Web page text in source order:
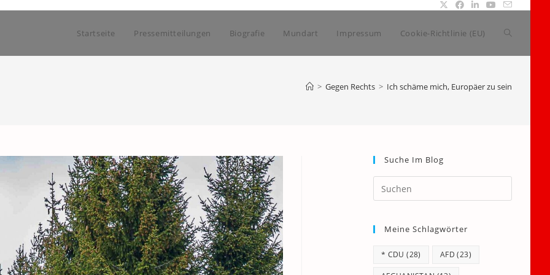
Startseite Pressemitteilungen Biografie Mundart Impressum Cookie-Richtlinie (EU) Website-
> Gegen Rechts > Ich schäme mich, Europäer zu sein
Suche Im Blog
Escape
Meine Schlagwörter
* CDU (28) AFD (23)